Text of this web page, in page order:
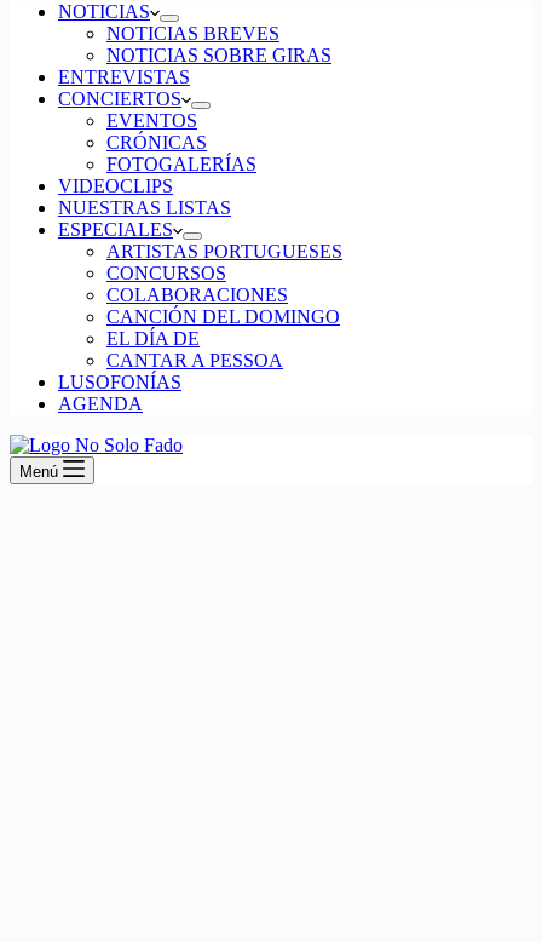
NOTICIAS
NOTICIAS BREVES
NOTICIAS SOBRE GIRAS
ENTREVISTAS
CONCIERTOS
EVENTOS
CRÓNICAS
FOTOGALERÍAS
VIDEOCLIPS
NUESTRAS LISTAS
ESPECIALES
ARTISTAS PORTUGUESES
CONCURSOS
COLABORACIONES
CANCIÓN DEL DOMINGO
EL DÍA DE
CANTAR A PESSOA
LUSOFONÍAS
AGENDA
Menú